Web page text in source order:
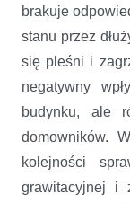
brakuje
stanu przez
się pleśni i
negatywny
budynku, ale
domowników.
kolejności
grawitacyjnej i